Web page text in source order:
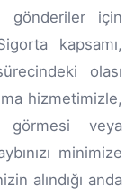
gönderiler için
kapsamı,
olası
hizmetimizle,
görmesi veya
minimize
alındığı anda